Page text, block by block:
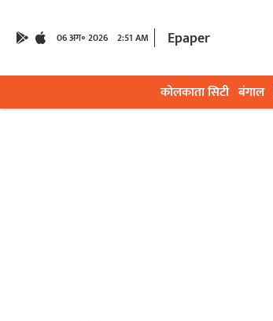
06 अग॰ 2026 2:51 AM Epaper
कोलकाता सिटी बंगाल